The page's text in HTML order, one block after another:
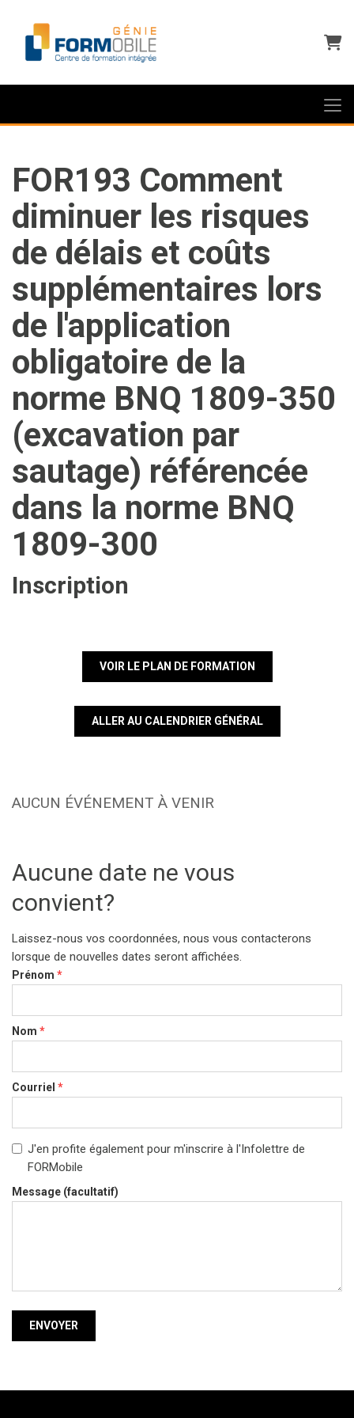
FOR193 Comment
diminuer les risques
de délais et coûts
supplémentaires lors
de l'application
obligatoire de la
norme BNQ 1809-350
(excavation par
sautage) référencée
dans la norme BNQ
1809-300
Inscription
VOIR LE PLAN DE FORMATION
ALLER AU CALENDRIER GÉNÉRAL
AUCUN ÉVÉNEMENT À VENIR
Aucune date ne vous
convient?
Laissez-nous vos coordonnées, nous vous contacterons
lorsque de nouvelles dates seront affichées.
Prénom *
Nom *
Courriel *
J'en profite également pour m'inscrire à l'Infolettre de
FORMobile
Message (facultatif)
ENVOYER